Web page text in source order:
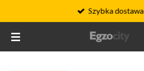
do
głównej
treści
Szybka dostawa